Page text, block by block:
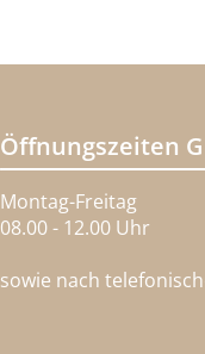
Öffnungszeiten
Montag-Freitag
08.00 - 12.00 Uhr
sowie nach